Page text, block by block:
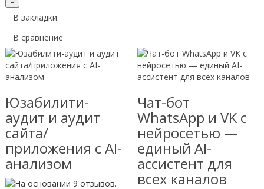
В закладки
В сравнение
Юзабилити-
аудит и аудит
сайта/
приложения с AI-
анализом
Чат-бот
WhatsApp и VK с
нейросетью —
единый AI-
ассистент для
всех каналов